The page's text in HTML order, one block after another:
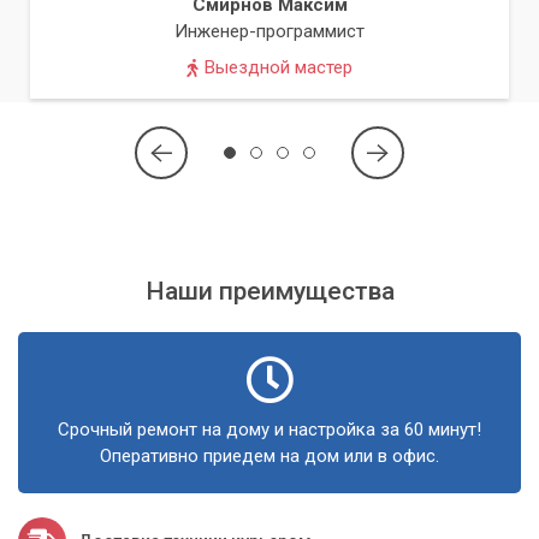
оптимизации для поддержания высокой
производительности. Мы поможем вам настроить
операционную систему, установить необходимые
драйверы, удалить лишние программы и оптимизировать
работу вашего ПК, чтобы он снова работал быстро и
его службы и улучшит вашу продуктивность.
Установка и обновление ПО
программного обеспечения – залог безопасности и
стабильной работы вашего компьютера. Наши
специалисты помогут вам установить любую программу,
настроить ее и обновить до актуальной версии,
Смирнов Максим
Инженер-программист
Выездной мастер
Наши преимущества
Срочный ремонт на дому и настройка за 60 минут!
Оперативно приедем на дом или в офис.